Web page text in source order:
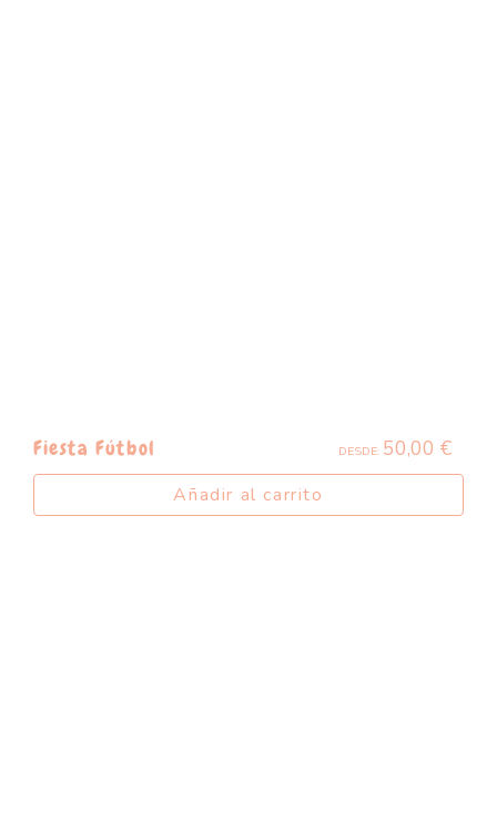
Fiesta Fútbol DESDE: 50,00€
Añadir al carrito